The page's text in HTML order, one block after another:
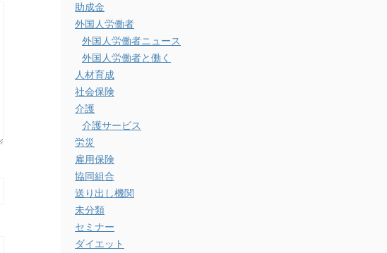
助成金
外国人労働者
外国人労働者ニュース
外国人労働者と働く
人材育成
社会保険
介護
介護サービス
労災
雇用保険
協同組合
送り出し機関
未分類
セミナー
ダイエット